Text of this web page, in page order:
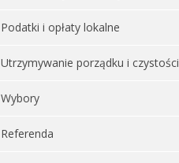
Podatki i opłaty lokalne
Utrzymywanie porządku i czystości
Wybory
Referenda